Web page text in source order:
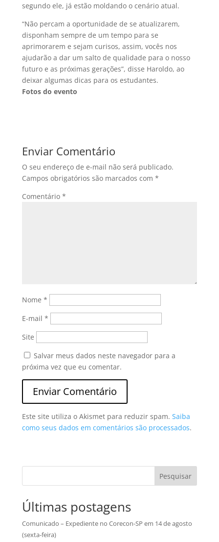
segundo ele, já estão moldando o cenário atual.
“Não percam a oportunidade de se atualizarem,
disponham sempre de um tempo para se
aprimorarem e sejam curisos, assim, vocês nos
ajudarão a dar um salto de qualidade para o nosso
futuro e as próximas gerações”, disse Haroldo, ao
deixar algumas dicas para os estudantes.
Fotos do evento
Enviar Comentário
O seu endereço de e-mail não será publicado.
Campos obrigatórios são marcados com *
Comentário *
Nome *
E-mail *
Site
Salvar meus dados neste navegador para a
próxima vez que eu comentar.
Este site utiliza o Akismet para reduzir spam. Saiba
como seus dados em comentários são processados.
Pesquisar
Últimas postagens
Comunicado – Expediente no Corecon-SP em 14 de agosto
(sexta-feira)